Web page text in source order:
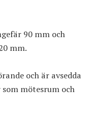
90 mm och
mm.
och är avsedda
mötesrum och